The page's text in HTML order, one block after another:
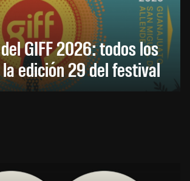
GIFF 2026: todos los
edición 29 del festival